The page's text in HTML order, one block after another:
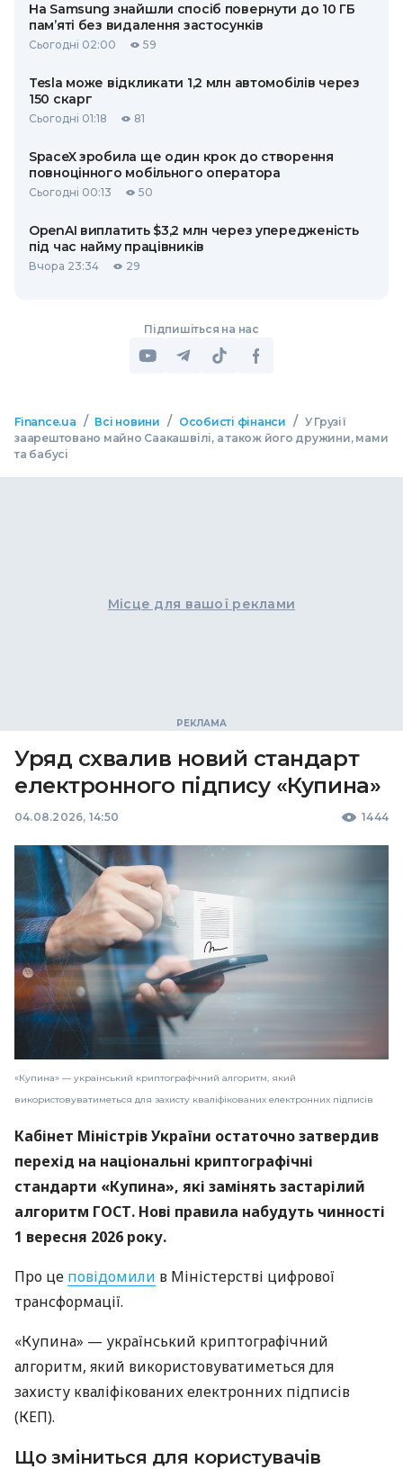
На Samsung знайшли спосіб повернути до 10 ГБ
пам’яті без видалення застосунків
Сьогодні 02:00 59
Tesla може відкликати 1,2 млн автомобілів через
150 скарг
Сьогодні 01:18 81
SpaceX зробила ще один крок до створення
повноцінного мобільного оператора
Сьогодні 00:13 50
OpenAI виплатить $3,2 млн через упередженість
під час найму працівників
Вчора 23:34 29
Підпишіться на нас
Finance.ua / Всі новини / Особисті фінанси / У Грузії
заарештовано майно Саакашвілі, а також його дружини, мами
та бабусі
Місце для вашої реклами
Уряд схвалив новий стандарт
електронного підпису «Купина»
04.08.2026, 14:50 1444
«Купина» — український криптографічний алгоритм, який
використовуватиметься для захисту кваліфікованих електронних підписів
Кабінет Міністрів України остаточно затвердив
перехід на національні криптографічні
стандарти «Купина», які замінять застарілий
алгоритм ГОСТ. Нові правила набудуть чинності
1 вересня 2026 року.
Про це повідомили в Міністерстві цифрової
трансформації.
«Купина» — український криптографічний
алгоритм, який використовуватиметься для
захисту кваліфікованих електронних підписів
(КЕП).
Що зміниться для користувачів